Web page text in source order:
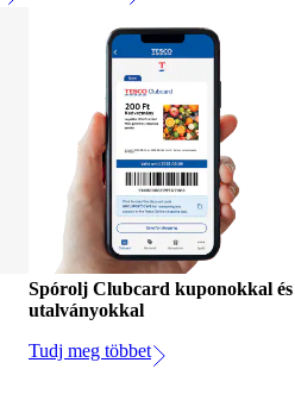
Spórolj Clubcard kuponokkal és
utalványokkal
Tudj meg többet